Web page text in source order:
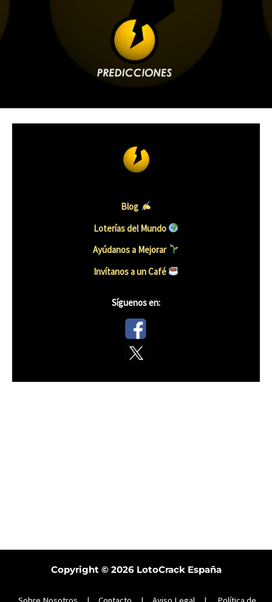
Blog
Loterías del Mundo
Ayúdanos a Mejorar
Invítanos a un Café
Síguenos en:
Copyright © 2026 LotoCrack España